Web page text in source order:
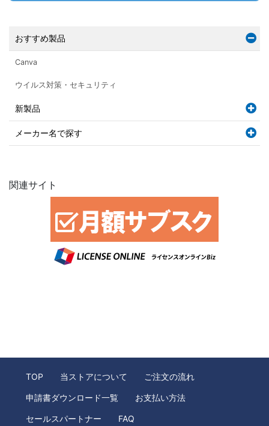
おすすめ製品
Canva
ウイルス対策・セキュリティ
新製品
メーカー名で探す
関連サイト
TOP 当ストアについて ご注文の流れ
申請書ダウンロード一覧 お支払い方法
セールスパートナー FAQ